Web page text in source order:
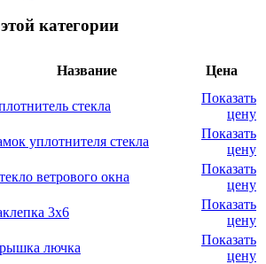
категории
Название Цена
стекла
Показать
цену
уплотнителя стекла
Показать
цену
ветрового окна
Показать
цену
3x6
Показать
цену
лючка
Показать
цену